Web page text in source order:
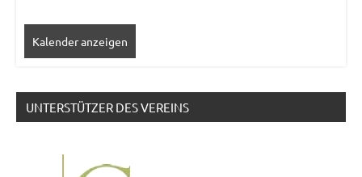
Kalender anzeigen
UNTERSTÜTZER DES VEREINS